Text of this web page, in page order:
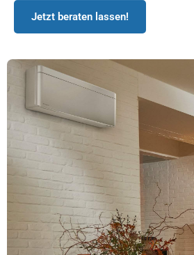
Jetzt beraten lassen!